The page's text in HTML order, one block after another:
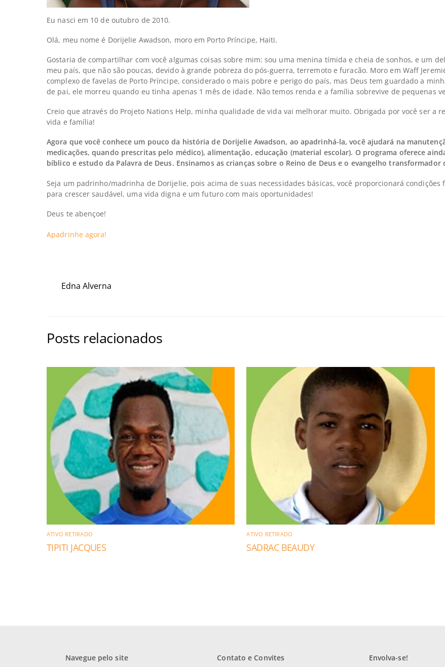
Eu nasci em 10 de outubro de 2010.
Olá, meu nome é Dorijelie Awadson, moro em Porto Príncipe, Haiti.
Gostaria de compartilhar com você algumas coisas sobre mim: sou uma menina tímida e cheia de sonhos, e um
meu país, que não são poucas, devido à grande pobreza do pós-guerra, terremoto e furacão. Moro em Waff
complexo de favelas de Porto Príncipe, considerado o mais pobre e perigo do país, mas Deus tem guardado a
de pai, ele morreu quando eu tinha apenas 1 mês de idade. Não temos renda e a família sobrevive de pequenas
Creio que através do Projeto Nations Help, minha qualidade de vida vai melhorar muito. Obrigada por você ser a
vida e família!
Agora que você conhece um pouco da história de Dorijelie Awadson, ao apadrinhá-la, você ajudará na
medicações, quando prescritas pelo médico), alimentação, educação (material escolar). O programa oferece
bíblico e estudo da Palavra de Deus. Ensinamos as crianças sobre o Reino de Deus e o evangelho transformador
Seja um padrinho/madrinha de Dorijelie, pois acima de suas necessidades básicas, você proporcionará
para crescer saudável, uma vida digna e um futuro com mais oportunidades!
Deus te abençoe!
Apadrinhe agora!
Edna Alverna
Posts relacionados
ATIVO RETIRADO
TIPITI JACQUES
ATIVO RETIRADO
SADRAC BEAUDY
Navegue pelo site Contato e Convites Envolva-se!